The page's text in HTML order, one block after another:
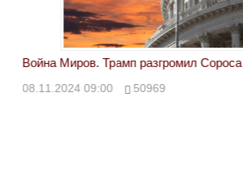
Война Миров. Трамп разгромил Сороса
08.11.2024 09:00 50969